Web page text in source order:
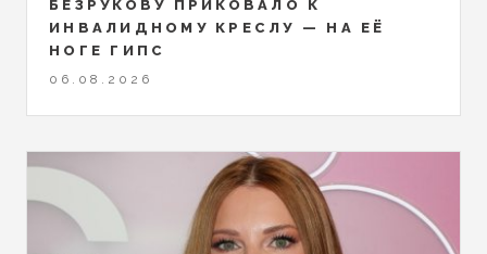
БЕЗРУКОВУ ПРИКОВАЛО К
ИНВАЛИДНОМУ КРЕСЛУ — НА ЕЁ
НОГЕ ГИПС
06.08.2026